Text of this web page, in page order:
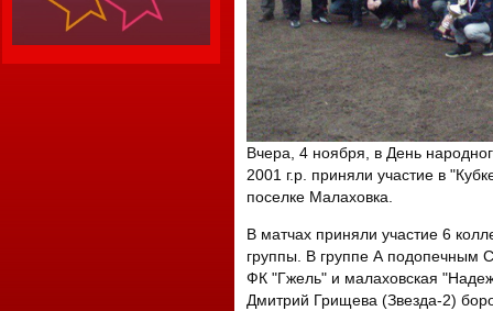
Вчера, 4 ноября, в День
2001 г.р. приняли участие в
поселке Малаховка.
В матчах приняли участие 6
группы. В группе А подопечным
ФК "Гжель" и малаховская
Дмитрий Грищева (Звезда-2)